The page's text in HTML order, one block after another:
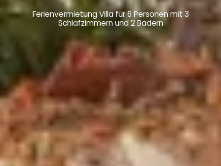
Ferienvermietung Villa für 6 Personen mit 3
Schlafzimmern und 2 Bädern